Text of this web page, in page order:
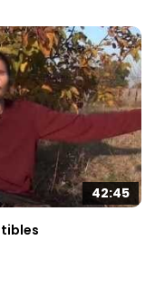
42:45